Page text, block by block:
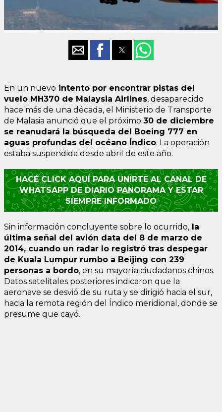
En un nuevo intento por encontrar pistas del
vuelo MH370 de Malaysia Airlines, desaparecido
hace más de una década, el Ministerio de Transporte
de Malasia anunció que el próximo 30 de diciembre
se reanudará la búsqueda del Boeing 777 en
aguas profundas del océano Índico. La operación
estaba suspendida desde abril de este año.
HACÉ CLICK AQUÍ PARA UNIRTE AL CANAL DE
WHATSAPP DE DIARIO PANORAMA Y ESTAR
SIEMPRE INFORMADO
Sin información concluyente sobre lo ocurrido, la
última señal del avión data del 8 de marzo de
2014, cuando un radar lo registró tras despegar
de Kuala Lumpur rumbo a Beijing con 239
personas a bordo, en su mayoría ciudadanos chinos.
Datos satelitales posteriores indicaron que la
aeronave se desvió de su ruta y se dirigió hacia el sur,
hacia la remota región del Índico meridional, donde se
presume que cayó.